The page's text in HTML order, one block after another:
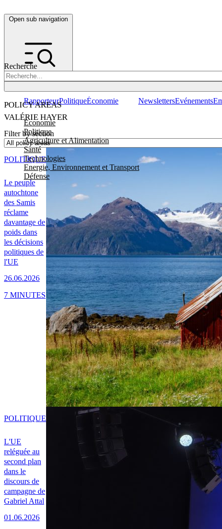
Open sub navigation
Recherche
POLICY AREAS
Economie
Politique
Agriculture et Alimentation
Santé
Technologies
Energie, Environnement et Transport
Défense
RapporteurPolitiqueÉconomie NewslettersEvénements
VALÉRIE HAYER
Filter by section
Le peuple
autochtone
des Samis
réclame
davantage de
poids dans
les décisions
politiques de
l'UE
26.06.2026
POLITIQUE
7 MINUTES
L'UE
reléguée au
second plan
dans le
discours de
campagne de
Gabriel Attal
01.06.2026
POLITIQUE